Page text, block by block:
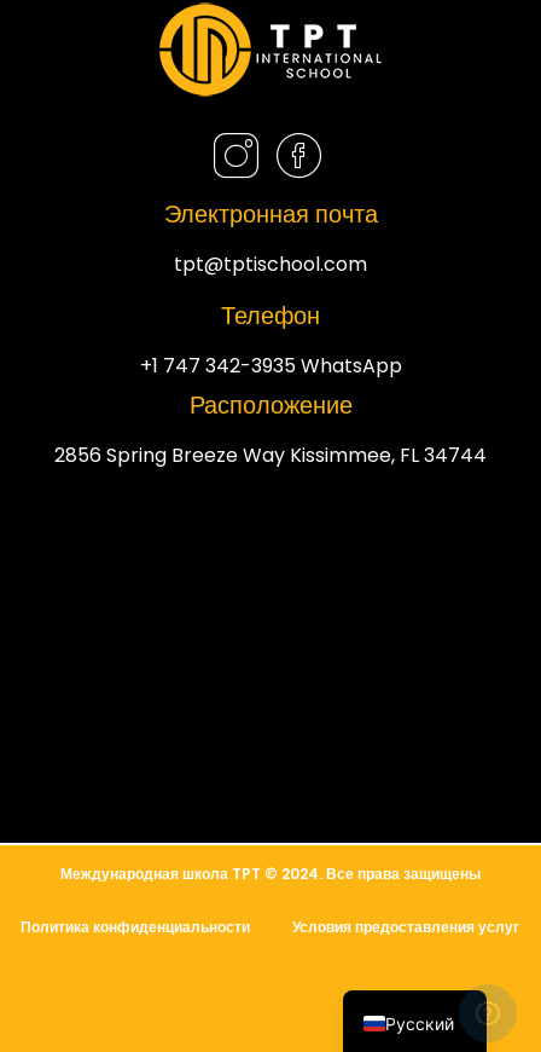
Электронная почта
tpt@tptischool.com
Телефон
+1 747 342-3935 WhatsApp
Расположение
2856 Spring Breeze Way Kissimmee, FL 34744
Международная школа TPT © 2024. Все права защищены
Политика конфиденциальности Условия предоставления услуг
Русский